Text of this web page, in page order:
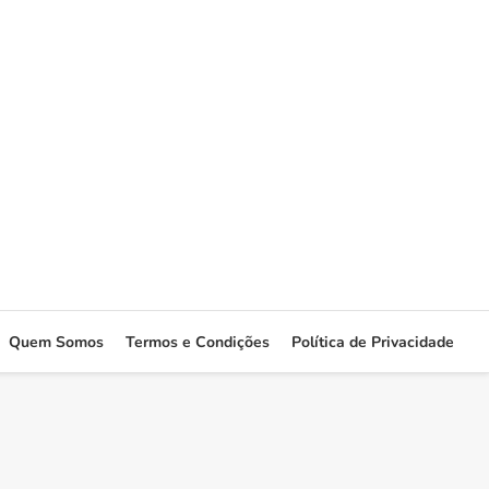
Quem Somos Termos e Condições Política de Privacidade